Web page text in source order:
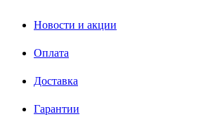
Новости и акции
Оплата
Доставка
Гарантии